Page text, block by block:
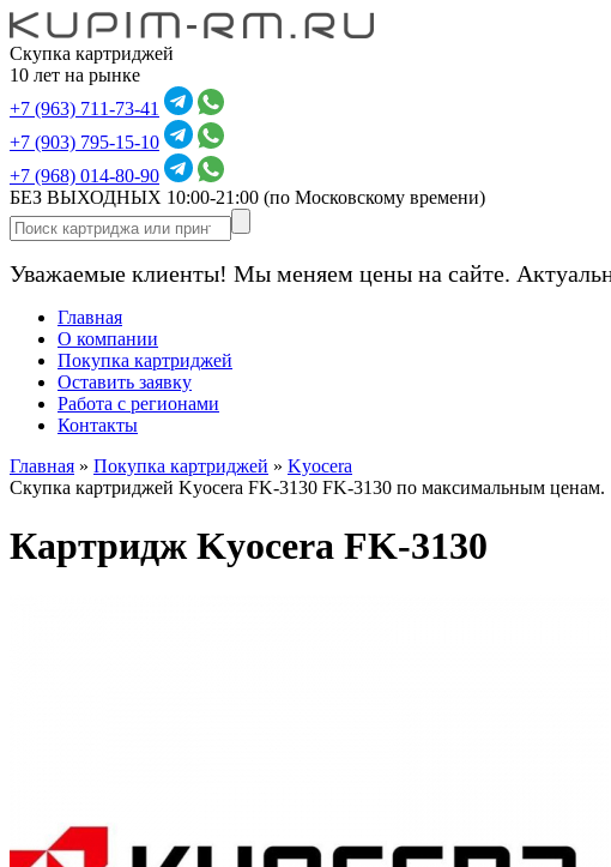
Скупка картриджей
10 лет на рынке
+7 (963) 711-73-41
+7 (903) 795-15-10
+7 (968) 014-80-90
БЕЗ ВЫХОДНЫХ 10:00-21:00 (по Московскому времени)
Уважаемые клиенты! Мы меняем цены на сайте.
Главная
О компании
Покупка картриджей
Оставить заявку
Работа с регионами
Контакты
Главная » Покупка картриджей » Kyocera
Скупка картриджей Kyocera FK-3130 FK-3130 по максимальным ценам.
Картридж Kyocera FK-3130